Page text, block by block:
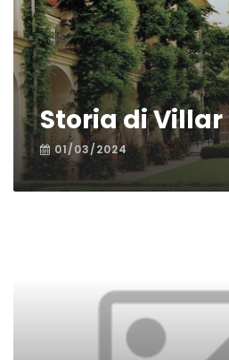
Storia di Villar
01/03/2024